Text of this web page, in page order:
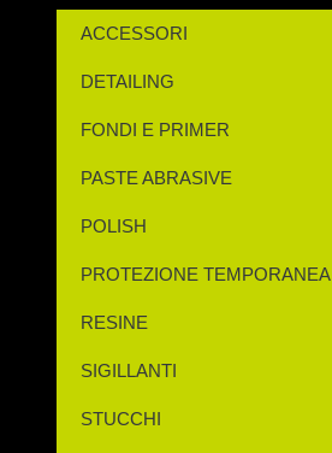
ACCESSORI
DETAILING
FONDI E PRIMER
PASTE ABRASIVE
POLISH
PROTEZIONE TEMPORANEA
RESINE
SIGILLANTI
STUCCHI